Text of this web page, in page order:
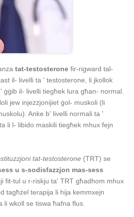
tat-testosterone fir-rigward tal-
il- livelli ta ' testosterone, li jkollok
ġġib il- livelli tiegħek lura għan- normal.
jew injezzjonijiet ġol- muskoli (li
Anke b' livelli normali ta '
li l- libido maskili tiegħek mhux fejn
tat-testosterone (TRT) se
u s-sodisfazzjon mas-sess
fit-tul u r-riskju ta' TRT għadhom mhux
tagħżel terapija li hija kemmxejn
li wkoll se tiswa ħafna flus.